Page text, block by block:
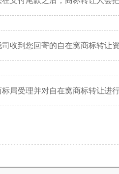
司收到您回寄的自在窝商标转让
标局受理并对自在窝商标转让进